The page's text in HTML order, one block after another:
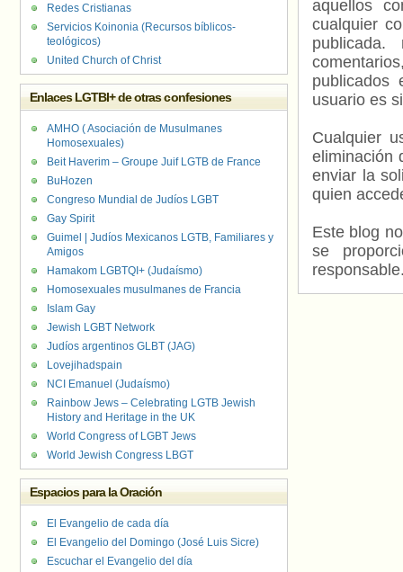
aquellos
cualquier
usuario es
Cualquier
eliminación
enviar la
quien
Este blog
se
Redes Cristianas
Servicios Koinonia (Recursos bíblicos-
teológicos)
United Church of Christ
Enlaces LGTBI+ de otras confesiones
AMHO ( Asociación de Musulmanes
Homosexuales)
Beit Haverim – Groupe Juif LGTB de France
BuHozen
Congreso Mundial de Judíos LGBT
Gay Spirit
Guimel | Judíos Mexicanos LGTB, Familiares y
Amigos
Hamakom LGBTQI+ (Judaísmo)
Homosexuales musulmanes de Francia
Islam Gay
Jewish LGBT Network
Judíos argentinos GLBT (JAG)
Lovejihadspain
NCI Emanuel (Judaísmo)
Rainbow Jews – Celebrating LGTB Jewish
History and Heritage in the UK
World Congress of LGBT Jews
World Jewish Congress LBGT
Espacios para la Oración
El Evangelio de cada día
El Evangelio del Domingo (José Luis Sicre)
Escuchar el Evangelio del día